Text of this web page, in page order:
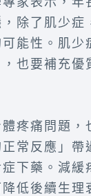
除了肌少症
能性。肌少
也要補充優
疼痛問題，
正常反應」帶
下藥。減緩
低後續生理